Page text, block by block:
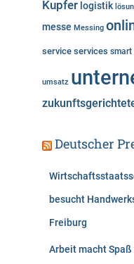
Kupfer logistik
messe Messing
service services smart
umsatz
Deutscher
besucht
Freiburg
Arbeit macht Spaß